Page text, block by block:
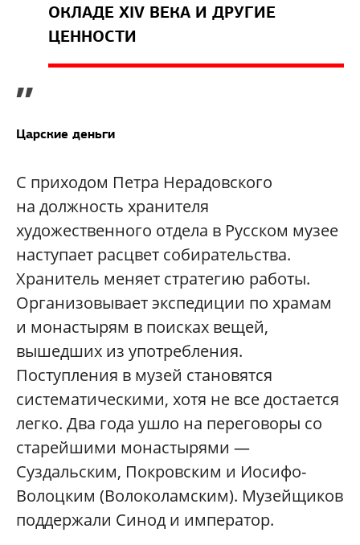
ОКЛАДЕ XIV ВЕКА И ДРУГИЕ
ЦЕННОСТИ
”
Царские деньги
С приходом Петра Нерадовского
на должность хранителя
художественного отдела в Русском музее
наступает расцвет собирательства.
Хранитель меняет стратегию работы.
Организовывает экспедиции по храмам
и монастырям в поисках вещей,
вышедших из употребления.
Поступления в музей становятся
систематическими, хотя не все достается
легко. Два года ушло на переговоры со
старейшими монастырями —
Суздальским, Покровским и Иосифо-
Волоцким (Волоколамским). Музейщиков
поддержали Синод и император.